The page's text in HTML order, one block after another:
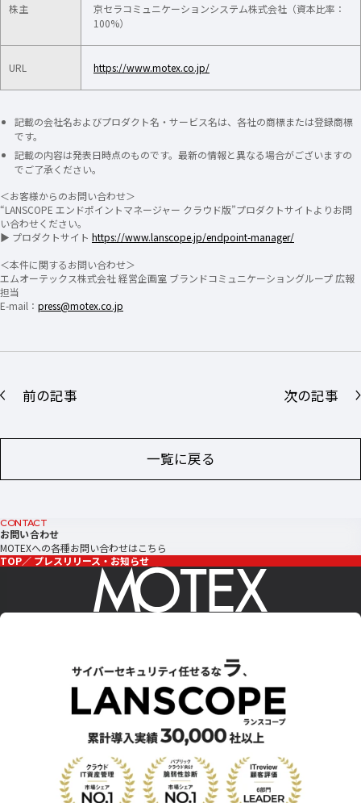
株主
京セラコミュニケーションシステム株式会社（資本比率：
100%）​
URL https://www.motex.co.jp/
記載の会社名およびプロダクト名・サービス名は、各社の商標または登録商標
です。
記載の内容は発表日時点のものです。最新の情報と異なる場合がございますの
でご了承ください。
＜お客様からのお問い合わせ＞
“LANSCOPE エンドポイントマネージャー クラウド版”プロダクトサイトよりお問
い合わせください。
▶ プロダクトサイト https://www.lanscope.jp/endpoint-manager/
＜本件に関するお問い合わせ＞
エムオーテックス株式会社 経営企画室 ブランドコミュニケーショングループ 広報
担当
E-mail： press@motex.co.jp
前の記事
一覧に戻る
次の記事
CONTACT
お問い合わせ
MOTEXへの各種お問い合わせはこちら
TOP
プレスリリース・お知らせ